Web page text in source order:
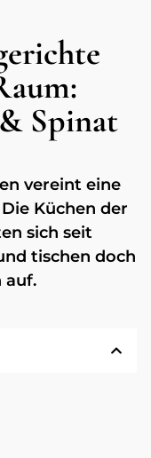
Spinat
vereint eine
Küchen der
sich seit
tischen doch
auf.